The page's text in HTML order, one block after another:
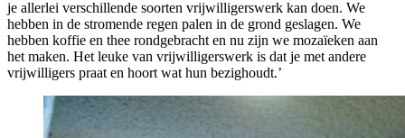
je allerlei verschillende soorten vrijwilligerswerk kan doen. We
hebben in de stromende regen palen in de grond geslagen. We
hebben koffie en thee rondgebracht en nu zijn we mozaïeken aan
het maken. Het leuke van vrijwilligerswerk is dat je met andere
vrijwilligers praat en hoort wat hun bezighoudt.’